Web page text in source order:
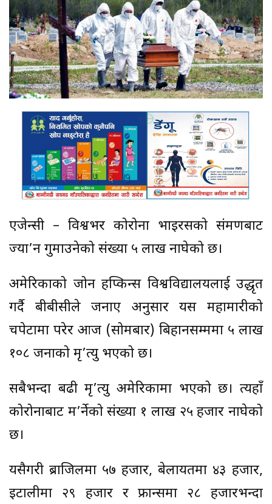
एजेन्सी – विश्वभर कोरोना भाइरसको संक्रमणबाट
ज्या’न गुमाउनेको संख्या ५ लाख नाघेको छ।
अमेरिकाको जोन हप्किन्स विश्वविद्यालयलाई उद्धृत
गर्दै बीबीसीले जनाए अनुसार यस महामारीको
चपेटामा परेर आज (सोमबार) बिहानसम्ममा ५ लाख
१०८ जनाको मृ’त्यु भएको छ।
सबैभन्दा बढी मृ’त्यु अमेरिकामा भएको छ। त्यहाँ
कोरोनाबाट म’र्नेको संख्या १ लाख २५ हजार नाघेको
छ।
यसैगरी ब्राजिलमा ५७ हजार, बेलायतमा ४३ हजार,
इटालीमा २९ हजार र फ्रान्समा २८ हजारभन्दा